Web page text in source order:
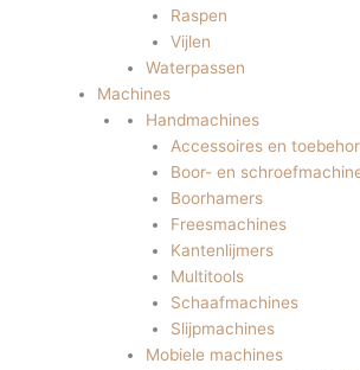
Raspen
Vijlen
Waterpassen
Machines
Handmachines
Accessoires en
Boor- en
Boorhamers
Freesmachines
Kantenlijmers
Multitools
Schaafmachines
Slijpmachines
Mobiele machines